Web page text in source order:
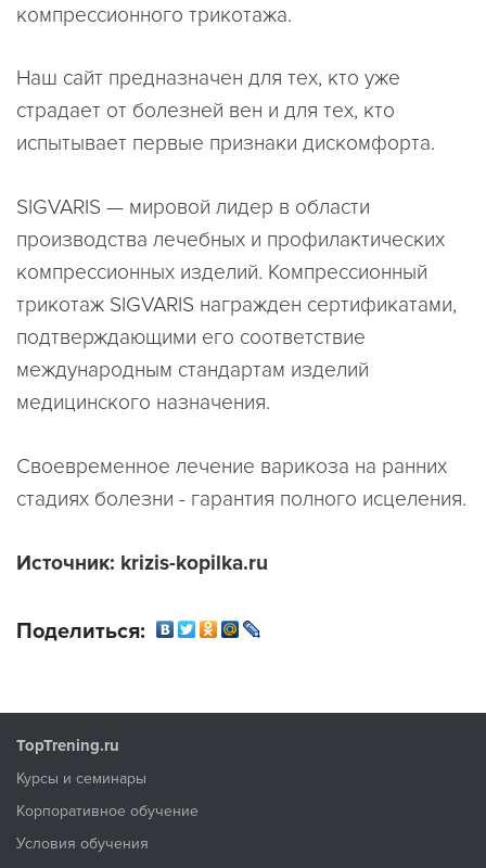
компрессионного трикотажа.
Наш сайт предназначен для тех, кто уже
страдает от болезней вен и для тех, кто
испытывает первые признаки дискомфорта.
SIGVARIS — мировой лидер в области
производства лечебных и профилактических
компрессионных изделий. Компрессионный
трикотаж SIGVARIS награжден сертификатами,
подтверждающими его соответствие
международным стандартам изделий
медицинского назначения.
Своевременное лечение варикоза на ранних
стадиях болезни - гарантия полного исцеления.
Источник: krizis-kopilka.ru
Поделиться:
TopTrening.ru
Курсы и семинары
Корпоративное обучение
Условия обучения